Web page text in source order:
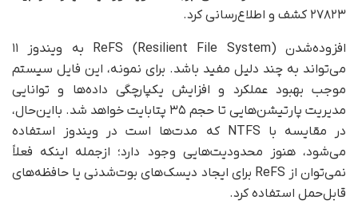
۲۷۸۲۳ کشف و اطلاع‌رسانی کرد.
افزوده‌شدن ReFS (Resilient File System) به ویندوز ۱۱
می‌تواند به چند دلیل مفید باشد. برای نمونه، این فایل سیستم
موجب بهبود عملکرد و افزایش یکپارچگی داده‌ها و توانایی
مدیریت پارتیشن‌هایی تا حجم ۳۵ پتابایت خواهد شد. با‌این‌حال،
در مقایسه با NTFS که مدت‌ها است در ویندوز استفاده
می‌شود، هنوز محدودیت‌هایی وجود دارد؛ از‌جمله اینکه فعلاً
نمی‌توان از ReFS برای ایجاد دیسک‌های بوت‌شدنی یا حافظه‌های
قابل‌حمل استفاده کرد.